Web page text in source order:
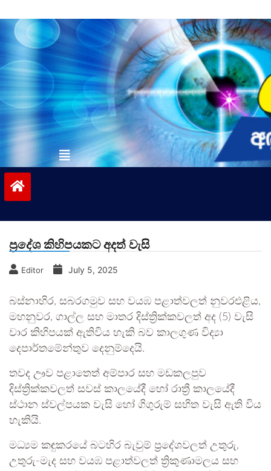
to
contentvinivida.lk
ප්‍රදේශ කිහිපයකට අදත් වැසි
Editor July 5, 2025
බස්නාහිර, සබරගමුව සහ වයඹ පළාත්වලත් නුවරඑළිය,
මහනුවර, ගාල්ල සහ මාතර දිස්ත්‍රික්කවලත් අද (5) වැසි
වාර කිහිපයක් ඇතිවිය හැකි බව කාලගුණ විද්‍යා
දෙපාර්තමේන්තුව දෙනුම්දෙයි.
තවද ඌව පළාතෙත් අම්පාර සහ මඩකලපුව
දිස්ත්‍රික්කවලත් සවස් කාලයේදී හෝ රාත්‍රී කාලයේදී
ස්ථාන ස්වල්පයක වැසි හෝ ගිගුරුම් සහිත වැසි ඇති විය
හැකියි.
මධ්‍යම කඳුකරයේ බටහිර බැවුම් ප්‍රදේශවලත් උතුරු,
උතුරු-මැද සහ වයඹ පළාත්වලත් ත්‍රිකුණාමලය සහ